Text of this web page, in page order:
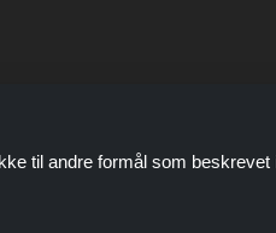
til andre formål som beskrevet